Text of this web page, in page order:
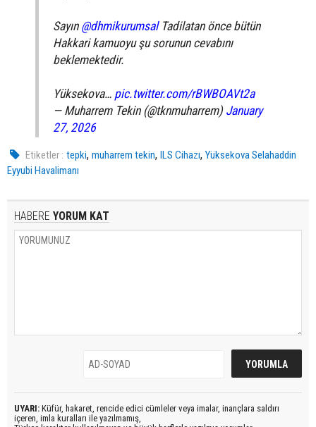
Sayın @dhmikurumsalTadilatan önce bütün
Hakkari kamuoyu şu sorunun cevabını
beklemektedir.
Yüksekova… pic.twitter.com/rBWBOAVt2a
— Muharrem Tekin (@tknmuharrem) January
27, 2026
Etiketler : tepki,muharrem tekin,ILS Cihazı,Yüksekova Selahaddin
Eyyubi Havalimanı
HABERE YORUM KAT
UYARI: Küfür, hakaret, rencide edici cümleler veya imalar, inançlara saldırı
içeren, imla kuralları ile yazılmamış,